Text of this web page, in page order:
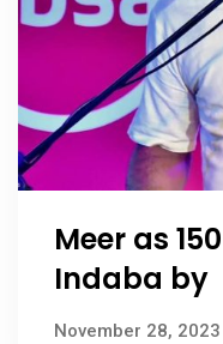
Meer as
Indaba by
November 28, 2023